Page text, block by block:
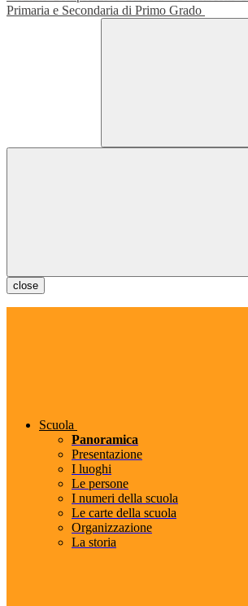
Primaria e Secondaria di Primo Grado
close
Scuola
Panoramica
Presentazione
I luoghi
Le persone
I numeri della scuola
Le carte della scuola
Organizzazione
La storia